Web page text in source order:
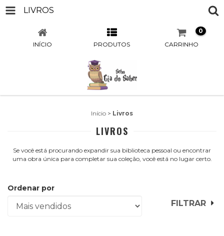
LIVROS
INÍCIO PRODUTOS CARRINHO
0
Início > Livros
LIVROS
Se você está procurando expandir sua biblioteca pessoal ou encontrar
uma obra única para completar sua coleção, você está no lugar certo.
Ordenar por
FILTRAR